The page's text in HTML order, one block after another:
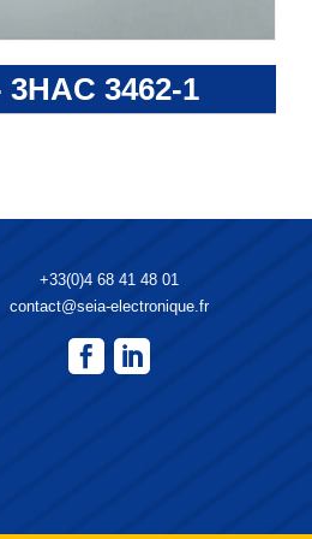
3462-1
+33(0)4 68 41 48 01
contact@seia-electronique.fr